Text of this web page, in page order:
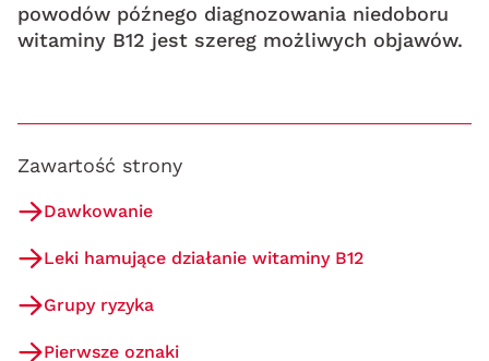
powodów późnego diagnozowania niedoboru
witaminy B12 jest szereg możliwych objawów.
Zawartość strony
Dawkowanie
Leki hamujące działanie witaminy B12
Grupy ryzyka
Pierwsze oznaki